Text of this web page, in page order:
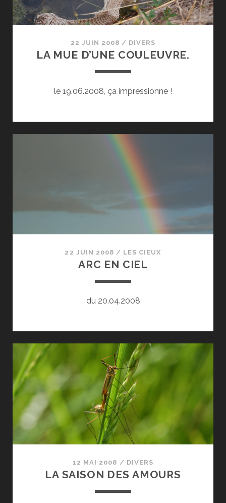
22 JUIN 2008 / DIVERS
LA MUE D’UNE COULEUVRE.
le 19.06.2008, ça impressionne !
22 JUIN 2008 / LES CIEUX
ARC EN CIEL
du 20.04.2008
12 MAI 2008 / DIVERS
LA SAISON DES AMOURS